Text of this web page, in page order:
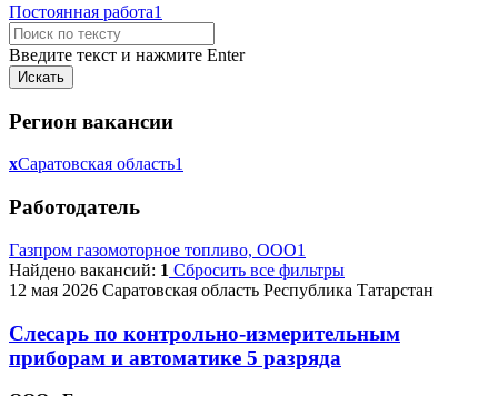
Постоянная работа1
Введите текст и нажмите Enter
Регион вакансии
xСаратовская область1
Работодатель
Газпром газомоторное топливо, ООО1
Найдено вакансий: 1 Сбросить все фильтры
12 мая 2026 Саратовская область Республика Татарстан
Слесарь по контрольно-измерительным
приборам и автоматике 5 разряда